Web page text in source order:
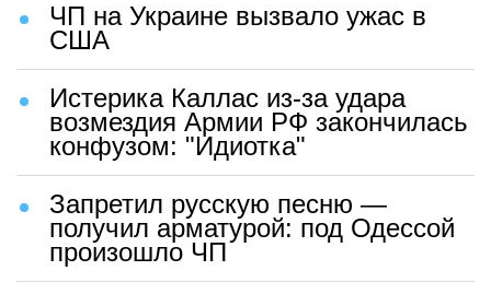
ЧП на Украине вызвало ужас в
США
Истерика Каллас из-за удара
возмездия Армии РФ закончилась
конфузом: "Идиотка"
Запретил русскую песню —
получил арматурой: под Одессой
произошло ЧП